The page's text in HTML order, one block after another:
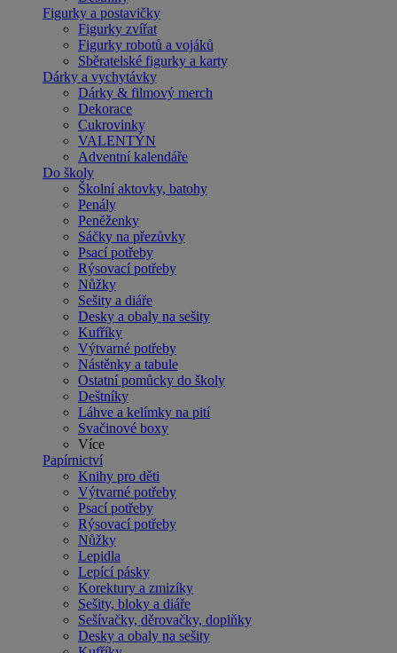
Figurky a postavičky
Figurky zvířat
Figurky robotů a vojáků
Sběratelské figurky a karty
Dárky a vychytávky
Dárky & filmový merch
Dekorace
Cukrovinky
VALENTÝN
Adventní kalendáře
Do školy
Školní aktovky, batohy
Penály
Peněženky
Sáčky na přezůvky
Psací potřeby
Rýsovací potřeby
Nůžky
Sešity a diáře
Desky a obaly na sešity
Kufříky
Výtvarné potřeby
Nástěnky a tabule
Ostatní pomůcky do školy
Deštníky
Láhve a kelímky na pití
Svačinové boxy
Více
Papírnictví
Knihy pro děti
Výtvarné potřeby
Psací potřeby
Rýsovací potřeby
Nůžky
Lepidla
Lepící pásky
Korektury a zmizíky
Sešity, bloky a diáře
Sešívačky, děrovačky, doplňky
Desky a obaly na sešity